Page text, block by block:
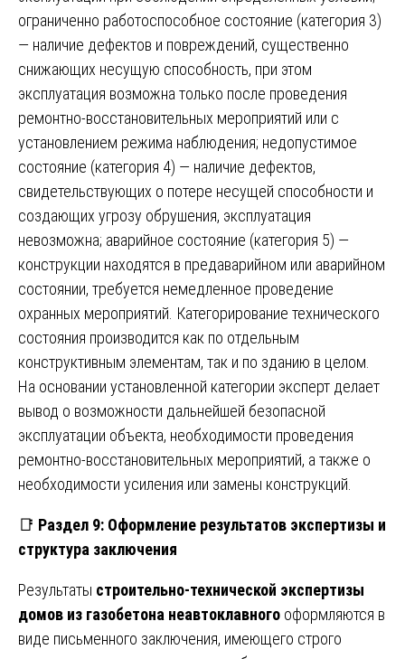
ограниченно работоспособное состояние (категория 3)
— наличие дефектов и повреждений, существенно
снижающих несущую способность, при этом
эксплуатация возможна только после проведения
ремонтно-восстановительных мероприятий или с
установлением режима наблюдения; недопустимое
состояние (категория 4) — наличие дефектов,
свидетельствующих о потере несущей способности и
создающих угрозу обрушения, эксплуатация
невозможна; аварийное состояние (категория 5) —
конструкции находятся в предаварийном или аварийном
состоянии, требуется немедленное проведение
охранных мероприятий. Категорирование технического
состояния производится как по отдельным
конструктивным элементам, так и по зданию в целом.
На основании установленной категории эксперт делает
вывод о возможности дальнейшей безопасной
эксплуатации объекта, необходимости проведения
ремонтно-восстановительных мероприятий, а также о
необходимости усиления или замены конструкций.
📑 Раздел 9: Оформление результатов экспертизы и
структура заключения
Результаты строительно-технической экспертизы
домов из газобетона неавтоклавного оформляются в
виде письменного заключения, имеющего строго